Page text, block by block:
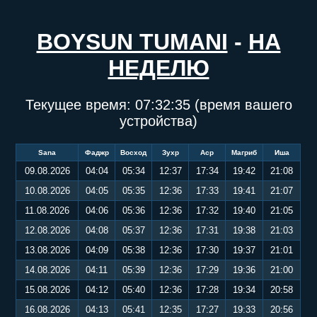
BOYSUN TUMANI - НА
НЕДЕЛЮ
Текущее время: 07:32:35(время вашего
устройства)
Sana Фаджр Восход Зухр Аср Магриб Иша
09.08.2026 04:04 05:34 12:37 17:34 19:42
21:08
10.08.2026
04:05 05:35 12:36 17:33 19:41
21:07
11.08.2026
04:06 05:36 12:36 17:32 19:40
21:05
12.08.2026
04:08 05:37 12:36 17:31 19:38
21:03
13.08.2026
04:09 05:38 12:36 17:30 19:37
21:01
14.08.2026
04:11 05:39 12:36 17:29 19:36
21:00
15.08.2026
04:12 05:40 12:36 17:28 19:34
20:58
16.08.2026
04:13 05:41 12:35 17:27 19:33 20:56